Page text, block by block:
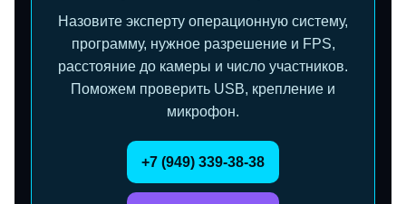
Назовите эксперту операционную систему,
программу, нужное разрешение и FPS,
расстояние до камеры и число участников.
Поможем проверить USB, крепление и
микрофон.
+7 (949) 339-38-38